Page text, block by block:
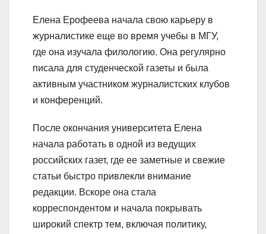
Елена Ерофеева начала свою карьеру в
журналистике еще во время учебы в МГУ,
где она изучала филологию. Она регулярно
писала для студенческой газеты и была
активным участником журналистских клубов
и конференций.
После окончания университета Елена
начала работать в одной из ведущих
российских газет, где ее заметные и свежие
статьи быстро привлекли внимание
редакции. Вскоре она стала
корреспондентом и начала покрывать
широкий спектр тем, включая политику,